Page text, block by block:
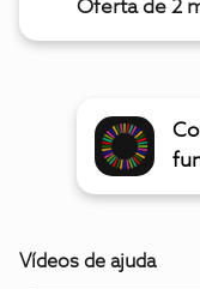
Oferta de 2
Vídeos de ajuda